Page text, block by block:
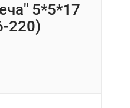
5*5*17
220)